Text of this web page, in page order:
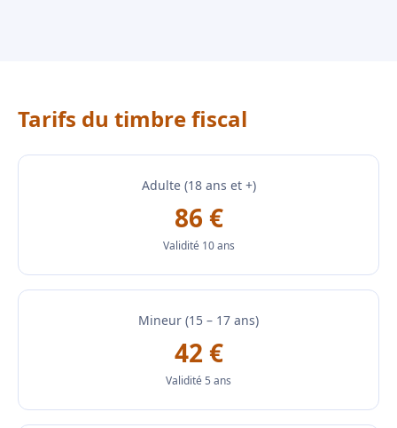
Tarifs du timbre fiscal
Adulte (18 ans et +)
86 €
Validité 10 ans
Mineur (15 – 17 ans)
42 €
Validité 5 ans